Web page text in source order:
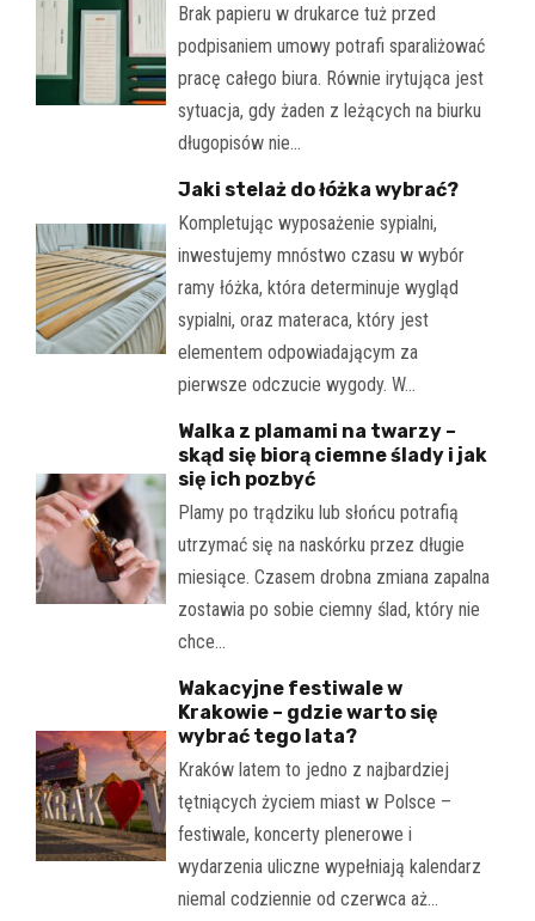
Brak papieru w drukarce tuż przed
podpisaniem umowy potrafi sparaliżować
pracę całego biura. Równie irytująca jest
sytuacja, gdy żaden z leżących na biurku
długopisów nie…
Jaki stelaż do łóżka wybrać?
Kompletując wyposażenie sypialni,
inwestujemy mnóstwo czasu w wybór
ramy łóżka, która determinuje wygląd
sypialni, oraz materaca, który jest
elementem odpowiadającym za
pierwsze odczucie wygody. W…
Walka z plamami na twarzy –
skąd się biorą ciemne ślady i jak
się ich pozbyć
Plamy po trądziku lub słońcu potrafią
utrzymać się na naskórku przez długie
miesiące. Czasem drobna zmiana zapalna
zostawia po sobie ciemny ślad, który nie
chce…
Wakacyjne festiwale w
Krakowie – gdzie warto się
wybrać tego lata?
Kraków latem to jedno z najbardziej
tętniących życiem miast w Polsce –
festiwale, koncerty plenerowe i
wydarzenia uliczne wypełniają kalendarz
niemal codziennie od czerwca aż…